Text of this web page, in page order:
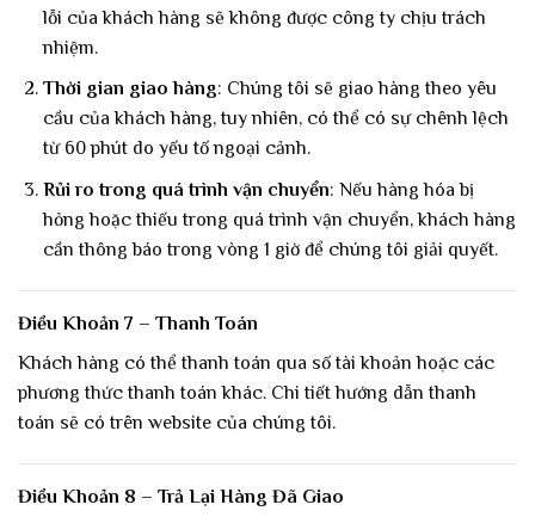
lỗi của khách hàng sẽ không được công ty chịu trách
nhiệm.
Thời gian giao hàng: Chúng tôi sẽ giao hàng theo yêu
cầu của khách hàng, tuy nhiên, có thể có sự chênh lệch
từ 60 phút do yếu tố ngoại cảnh.
Rủi ro trong quá trình vận chuyển: Nếu hàng hóa bị
hỏng hoặc thiếu trong quá trình vận chuyển, khách hàng
cần thông báo trong vòng 1 giờ để chúng tôi giải quyết.
Điều Khoản 7 – Thanh Toán
Khách hàng có thể thanh toán qua số tài khoản hoặc các
phương thức thanh toán khác. Chi tiết hướng dẫn thanh
toán sẽ có trên website của chúng tôi.
Điều Khoản 8 – Trả Lại Hàng Đã Giao